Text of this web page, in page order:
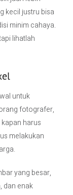
kecil justru bisa
minim cahaya.
lihatlah
untuk
fotografer,
harus
melakukan
yang besar,
dan enak